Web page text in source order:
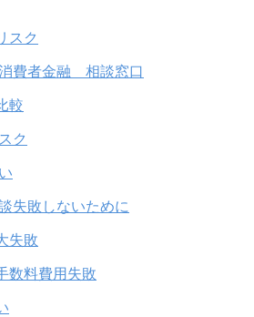
スク
費者金融 相談窓口
較
ク
失敗しないために
失敗
数料費用失敗